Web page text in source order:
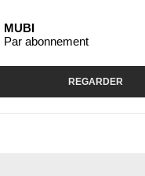
MUBI
Par abonnement
REGARDER